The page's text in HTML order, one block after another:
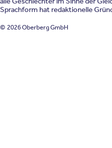
Sprachform hat redaktionelle
© 2026 Oberberg GmbH